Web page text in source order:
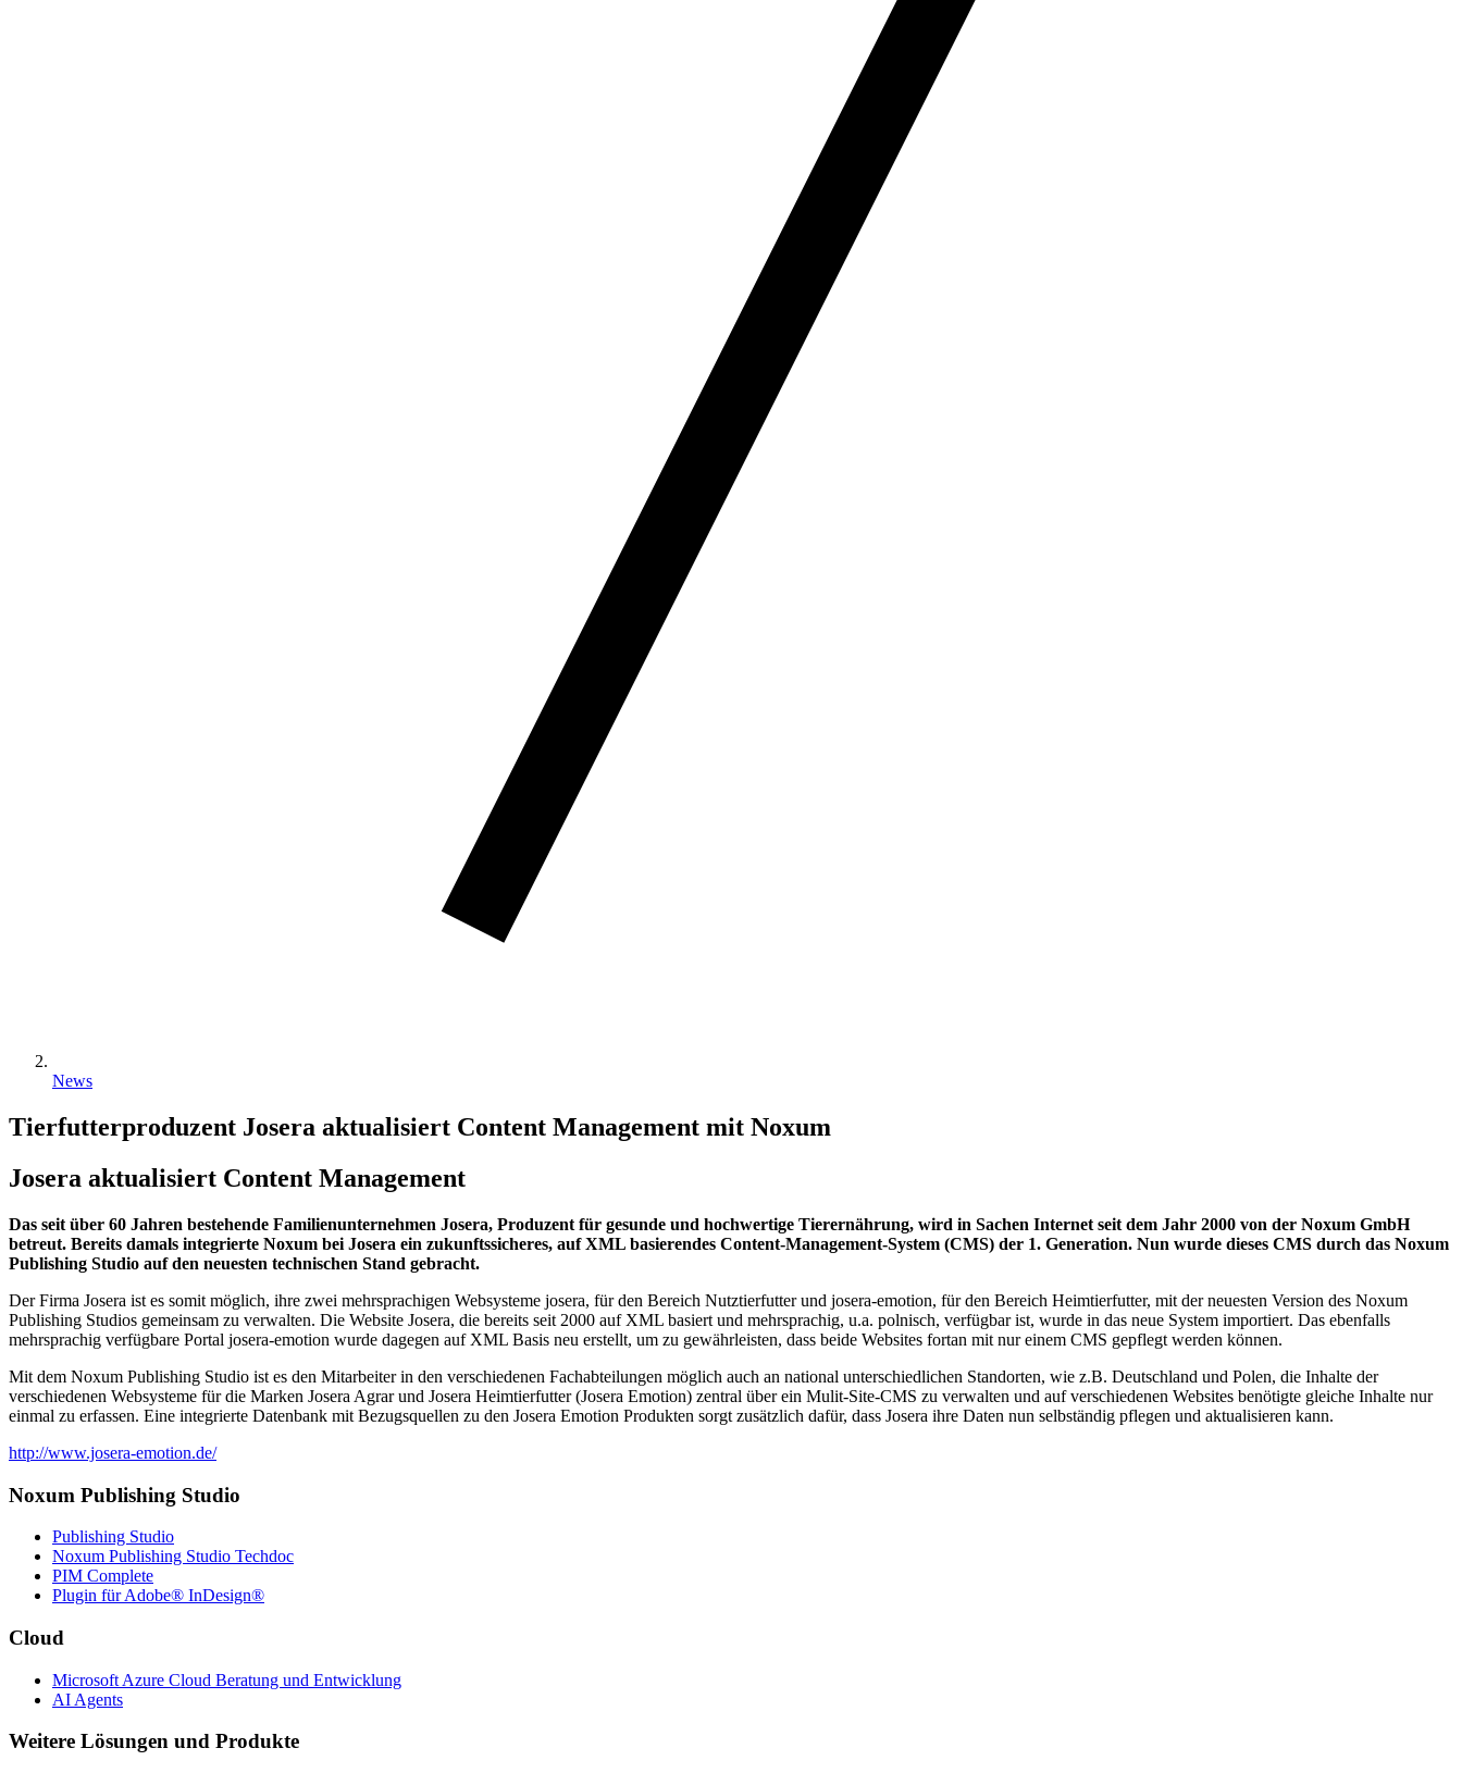
News
Tierfutterproduzent Josera aktualisiert Content Management mit Noxum
Josera aktualisiert Content Management
Das seit über 60 Jahren bestehende Familienunternehmen Josera, Produzent für gesunde und hochwertige Tierernährung, wird in Sachen Internet seit dem Jahr 2000 von der Noxum GmbH
betreut. Bereits damals integrierte Noxum bei Josera ein zukunftssicheres, auf XML basierendes Content-Management-System (CMS) der 1. Generation. Nun wurde dieses CMS durch das Noxum
Publishing Studio auf den neuesten technischen Stand gebracht.
Der Firma Josera ist es somit möglich, ihre zwei mehrsprachigen Websysteme josera, für den Bereich Nutztierfutter und josera-emotion, für den Bereich Heimtierfutter, mit der neuesten Version des Noxum
Publishing Studios gemeinsam zu verwalten. Die Website Josera, die bereits seit 2000 auf XML basiert und mehrsprachig, u.a. polnisch, verfügbar ist, wurde in das neue System importiert. Das ebenfalls
mehrsprachig verfügbare Portal josera-emotion wurde dagegen auf XML Basis neu erstellt, um zu gewährleisten, dass beide Websites fortan mit nur einem CMS gepflegt werden können.
Mit dem Noxum Publishing Studio ist es den Mitarbeiter in den verschiedenen Fachabteilungen möglich auch an national unterschiedlichen Standorten, wie z.B. Deutschland und Polen, die Inhalte der
verschiedenen Websysteme für die Marken Josera Agrar und Josera Heimtierfutter (Josera Emotion) zentral über ein Mulit-Site-CMS zu verwalten und auf verschiedenen Websites benötigte gleiche Inhalte nur
einmal zu erfassen. Eine integrierte Datenbank mit Bezugsquellen zu den Josera Emotion Produkten sorgt zusätzlich dafür, dass Josera ihre Daten nun selbständig pflegen und aktualisieren kann.
http://www.josera-emotion.de/
Noxum Publishing Studio
Publishing Studio
Noxum Publishing Studio Techdoc
PIM Complete
Plugin für Adobe® InDesign®
Cloud
Microsoft Azure Cloud Beratung und Entwicklung
AI Agents
Weitere Lösungen und Produkte